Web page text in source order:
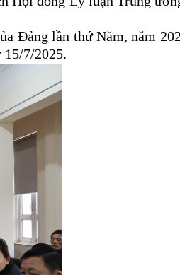
Đảng lần thứ Năm, năm
15/7/2025.